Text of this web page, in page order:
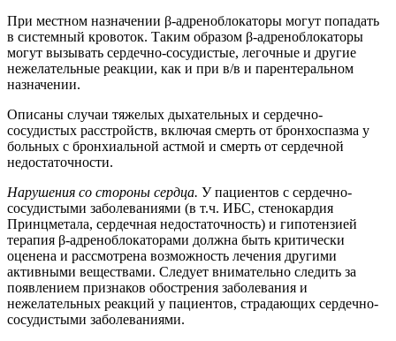
При местном назначении β-адреноблокаторы могут попадать
в системный кровоток. Таким образом β-адреноблокаторы
могут вызывать сердечно-сосудистые, легочные и другие
нежелательные реакции, как и при в/в и парентеральном
назначении.
Описаны случаи тяжелых дыхательных и сердечно-
сосудистых расстройств, включая смерть от бронхоспазма у
больных с бронхиальной астмой и смерть от сердечной
недостаточности.
Нарушения со стороны сердца. У пациентов с сердечно-
сосудистыми заболеваниями (в т.ч. ИБС, стенокардия
Принцметала, сердечная недостаточность) и гипотензией
терапия β-адреноблокаторами должна быть критически
оценена и рассмотрена возможность лечения другими
активными веществами. Следует внимательно следить за
появлением признаков обострения заболевания и
нежелательных реакций у пациентов, страдающих сердечно-
сосудистыми заболеваниями.